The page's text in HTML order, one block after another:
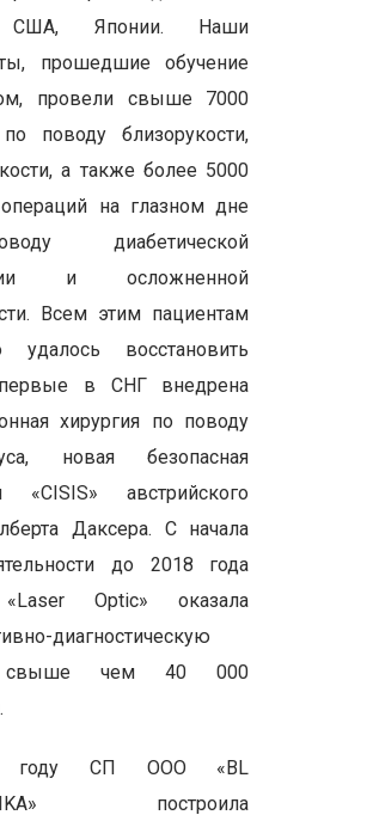
США, Японии. Наши
прошедшие обучение
провели свыше 7000
поводу близорукости,
а также более 5000
на глазном дне
диабетической
и осложненной
Всем этим пациентам
удалось восстановить
в СНГ внедрена
хирургия по поводу
новая безопасная
«CISIS» австрийского
Даксера. С начала
до 2018 года
Optic» оказала
диагностическую
свыше чем 40 000
году СП ООО «BL
построила